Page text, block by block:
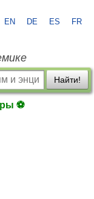
EN DE ES FR
Найти!
⚽